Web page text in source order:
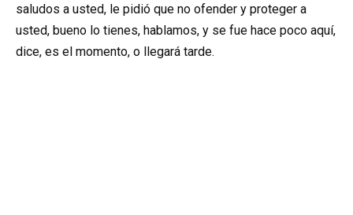
saludos a usted, le pidió que no ofender y proteger a
usted, bueno lo tienes, hablamos, y se fue hace poco aquí,
dice, es el momento, o llegará tarde.